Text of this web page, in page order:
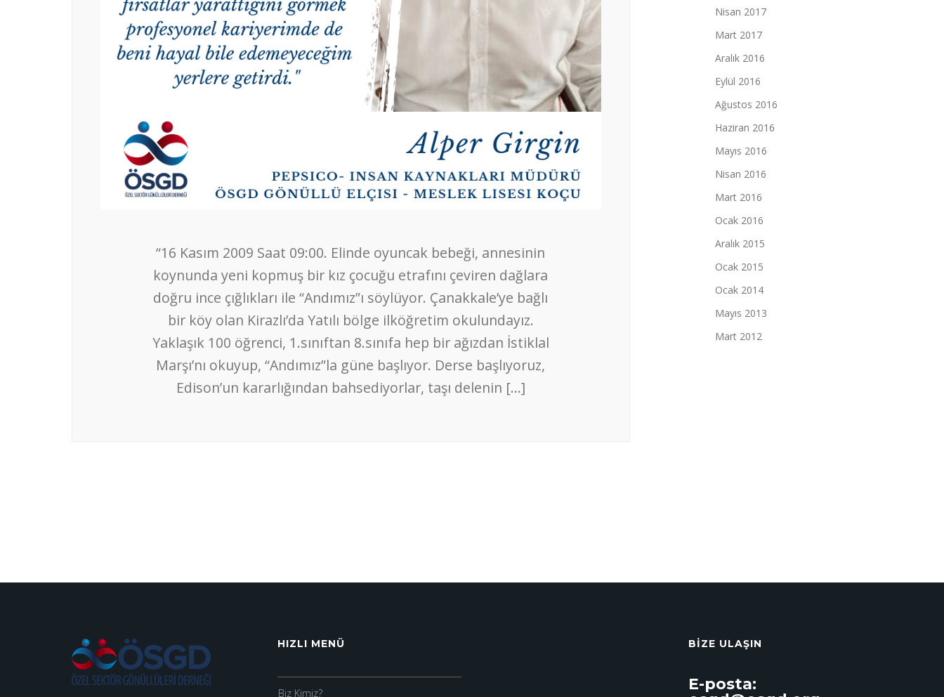
“16 Kasım 2009 Saat 09:00. Elinde oyuncak bebeği, annesinin
koynunda yeni kopmuş bir kız çocuğu etrafını çeviren dağlara
doğru ince çığlıkları ile “Andımız”ı söylüyor. Çanakkale’ye bağlı
bir köy olan Kirazlı’da Yatılı bölge ilköğretim okulundayız.
Yaklaşık 100 öğrenci, 1.sınıftan 8.sınıfa hep bir ağızdan İstiklal
Marşı’nı okuyup, “Andımız”la güne başlıyor. Derse başlıyoruz,
Edison’un kararlığından bahsediyorlar, taşı delenin […]
Nisan 2017
Mart 2017
Aralık 2016
Eylül 2016
Ağustos 2016
Haziran 2016
Mayıs 2016
Nisan 2016
Mart 2016
Ocak 2016
Aralık 2015
Ocak 2015
Ocak 2014
Mayıs 2013
Mart 2012
HIZLI MENÜ
Biz Kimiz?
BIZE ULAŞIN
E-posta: